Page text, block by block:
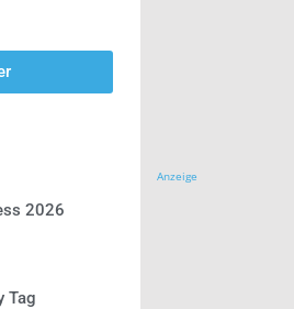
2026
Tag
Anzeige